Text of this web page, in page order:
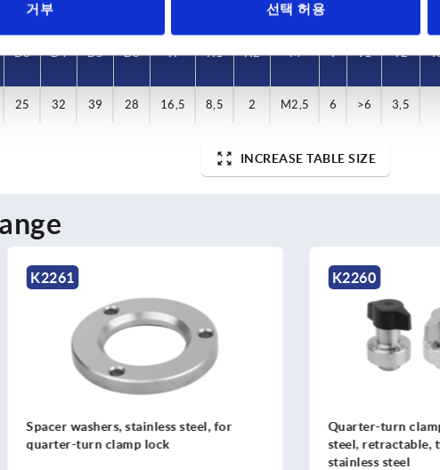
거부 선택 허용
D3 D4 D5 D6 H H1 H2 M T T1 T2
25 32 39 28 16,5 8,5 2 M2,5 6 >6 3,5
D3 D4 D5 D6 H H1 H2 M T T1 T2
25 32 39 28 16,5 8,5 2 M2,5 6 >6 3,5
INCREASE TABLE SIZE
K2261
Spacer washers, stainless steel, for
quarter-turn clamp lock
K2260
Quarter-turn
steel, retractable,
stainless steel